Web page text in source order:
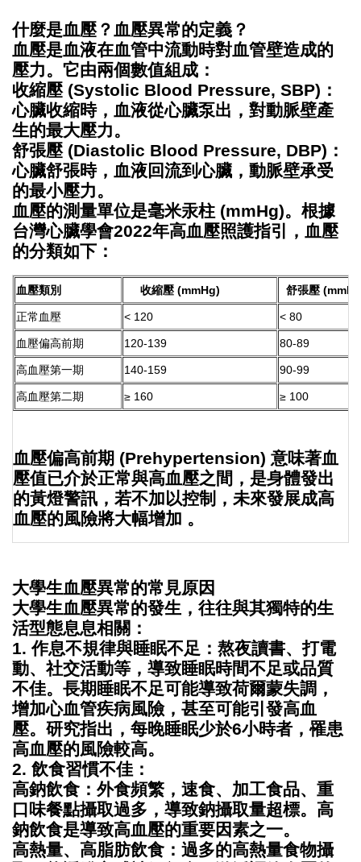
什麼是血壓？血壓異常的定義？
血壓是血液在血管中流動時對血管壁造成的
壓力。它由兩個數值組成：
收縮壓(Systolic Blood Pressure, SBP)：
心臟收縮時，血液從心臟泵出，對動脈壁產
生的最大壓力。
舒張壓(Diastolic Blood Pressure, DBP)：
心臟舒張時，血液回流到心臟，動脈壁承受
的最小壓力。
血壓的測量單位是毫米汞柱 (mmHg)。根據
台灣心臟學會2022年高血壓照護指引，血壓
的分類如下：
血壓類別 收縮壓 (mmHg) 舒張壓
正常血壓 < 120 < 80
血壓偏高前期 120-139 80-89
高血壓第一期 140-159 90-99
高血壓第二期 ≥ 160 ≥ 100
血壓偏高前期 (Prehypertension) 意味著血
壓值已介於正常與高血壓之間，是身體發出
的黃燈警訊，若不加以控制，未來發展成高
血壓的風險將大幅增加 。
大學生血壓異常的常見原因
大學生血壓異常的發生，往往與其獨特的生
活型態息息相關：
1. 作息不規律與睡眠不足 ：熬夜讀書、打電
動、社交活動等，導致睡眠時間不足或品質
不佳。長期睡眠不足可能導致荷爾蒙失調，
增加心血管疾病風險，甚至可能引發高血
壓。研究指出，每晚睡眠少於6小時者，罹患
高血壓的風險較高。
2. 飲食習慣不佳 ：
高鈉飲食：外食頻繁，速食、加工食品、重
口味餐點攝取過多，導致鈉攝取量超標。高
鈉飲食是導致高血壓的重要因素之一。
高熱量、高脂肪飲食：過多的高熱量食物攝